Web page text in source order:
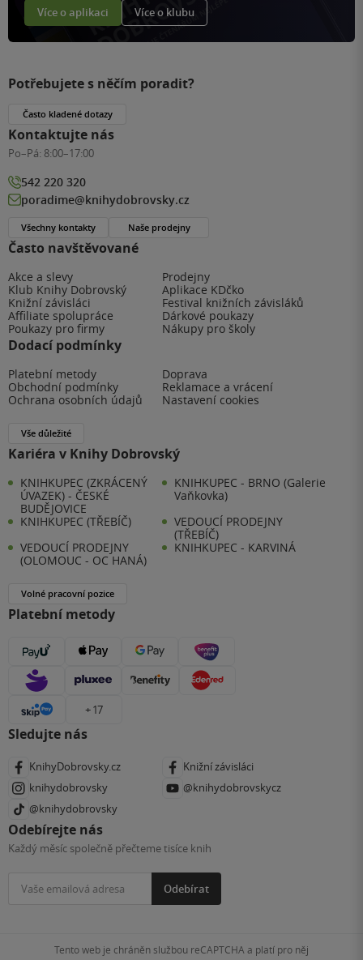
Více o aplikaci Více o klubu
Často navštěvované
Akce a slevy
Prodejny
Klub Knihy Dobrovský
Aplikace KDčko
Knižní závisláci
Festival knižních závisláků
Affiliate spolupráce
Dárkové poukazy
Poukazy pro firmy
Nákupy pro školy
Dodací podmínky
Platební metody
Doprava
Obchodní podmínky
Reklamace a vrácení
Ochrana osobních údajů
Nastavení cookies
Vše důležité
Kariéra v Knihy Dobrovský
KNIHKUPEC (ZKRÁCENÝ
ÚVAZEK) - ČESKÉ
BUDĚJOVICE
KNIHKUPEC - BRNO (Galerie
Vaňkovka)
KNIHKUPEC (TŘEBÍČ)
VEDOUCÍ PRODEJNY
(TŘEBÍČ)
VEDOUCÍ PRODEJNY
(OLOMOUC - OC HANÁ)
KNIHKUPEC - KARVINÁ
Volné pracovní pozice
Platební metody
+ 17
Sledujte nás
KnihyDobrovsky.cz
Knižní závisláci
knihydobrovsky
@knihydobrovskycz
@knihydobrovsky
Odebírejte nás
Každý měsíc společně přečteme tisíce knih
Odebírat
Potřebujete s něčím poradit?
Často kladené dotazy
Kontaktujte nás
Po–Pá: 8:00–17:00
542 220 320
poradime@knihydobrovsky.cz
Všechny kontakty Naše prodejny
Tento web je chráněn službou reCAPTCHA a platí pro něj